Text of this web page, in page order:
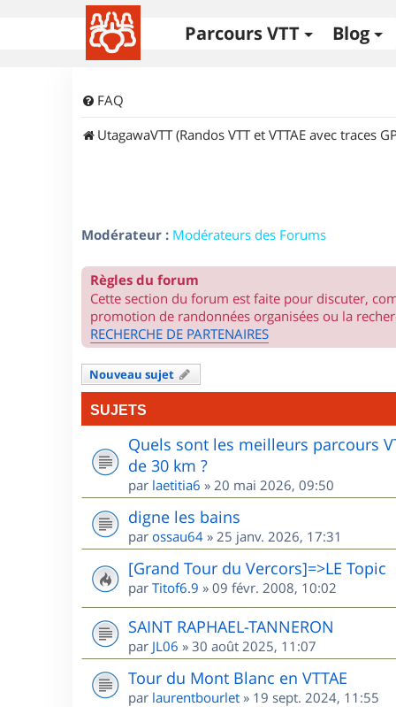
Parcours VTT Blog
FAQ
UtagawaVTT (Randos VTT et VTTAE avec traces
Modérateur : Modérateurs des Forums
Règles du forum
Cette section du forum est faite pour discuter,
promotion de randonnées organisées ou la
RECHERCHE DE PARTENAIRES
Nouveau sujet
SUJETS
Quels sont les meilleurs parcours
de 30 km ?
par laetitia6 » 20 mai 2026, 09:50
digne les bains
par ossau64 » 25 janv. 2026, 17:31
[Grand Tour du Vercors]=>LE Topic
par Titof6.9 » 09 févr. 2008, 10:02
SAINT RAPHAEL-TANNERON
par JL06 » 30 août 2025, 11:07
Tour du Mont Blanc en VTTAE
par laurentbourlet » 19 sept. 2024, 11:55